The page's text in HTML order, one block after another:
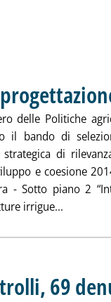
delle Politiche
il bando di
strategica di
e coesione
- Sotto piano 2
irrigue... Leggi
69